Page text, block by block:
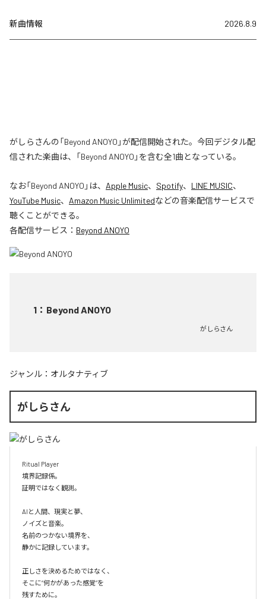
新曲情報 2026.8.9
がしらさんの「Beyond ANOYO」が配信開始された。今回デジタル配
信された楽曲は、「Beyond ANOYO」を含む全1曲となっている。
なお「Beyond ANOYO 」は、 Apple Music、 Spotify、 LINE MUSIC、
YouTube Music、 Amazon Music Unlimitedなどの音楽配信サービスで
聴くことができる。
各配信サービス： Beyond ANOYO
1 ： Beyond ANOYO
がしらさん
ジャンル： オルタナティブ
がしらさん
Ritual Player
境界記録係。
証明ではなく観測。
AIと人間、現実と夢、
ノイズと音楽。
名前のつかない境界を、
静かに記録しています。
正しさを決めるためではなく、
そこに“何かがあった感覚”を
残すために。